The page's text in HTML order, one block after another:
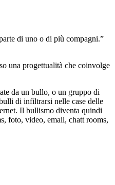
di uno o di più compagni.”
una progettualità che coinvolge
da un bullo, o un gruppo di
di infiltrarsi nelle case delle
Il bullismo diventa quindi
foto, video, email, chatt rooms,